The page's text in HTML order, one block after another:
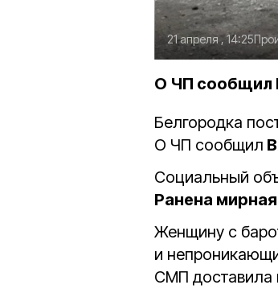
21 апреля , 14:25
О ЧП сообщил
Белгородка
О ЧП сообщил
Социальный
Ранена
Женщину с
и
СМП доставила